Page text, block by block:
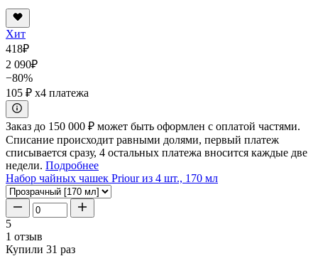
Хит
418₽
2 090₽
−80%
105 ₽ x4 платежа
Заказ до 150 000 ₽ может быть оформлен с оплатой частями.
Списание происходит равными долями, первый платеж
списывается сразу, 4 остальных платежа вносится каждые две
недели. Подробнее
Набор чайных чашек Priour из 4 шт., 170 мл
5
1 отзыв
Купили 31 раз